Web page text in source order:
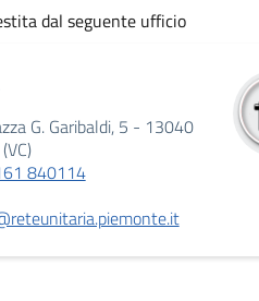
dal seguente ufficio
G. Garibaldi, 5 - 13040
840114